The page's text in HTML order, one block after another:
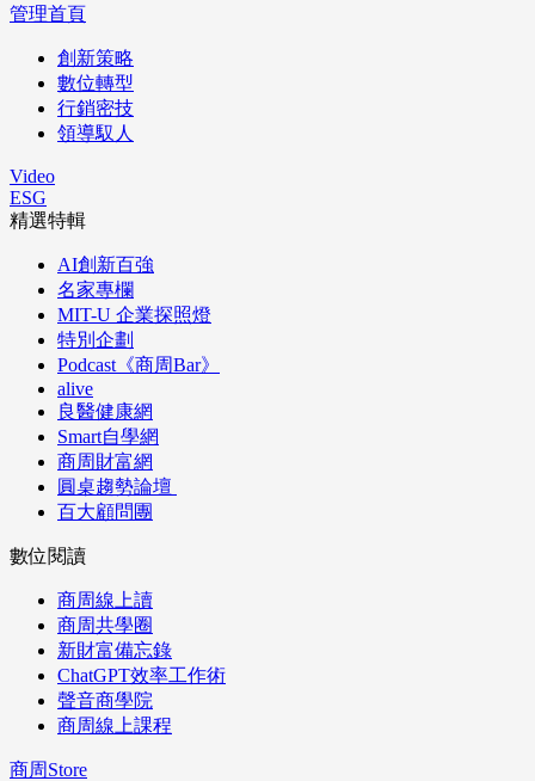
管理首頁
創新策略
數位轉型
行銷密技
領導馭人
Video
ESG
精選特輯
AI創新百強
名家專欄
MIT-U 企業探照燈
特別企劃
Podcast《商周Bar》
alive
良醫健康網
Smart自學網
商周財富網
圓桌趨勢論壇
百大顧問團
數位閱讀
商周線上讀
商周共學圈
新財富備忘錄
ChatGPT效率工作術
聲音商學院
商周線上課程
商周Store